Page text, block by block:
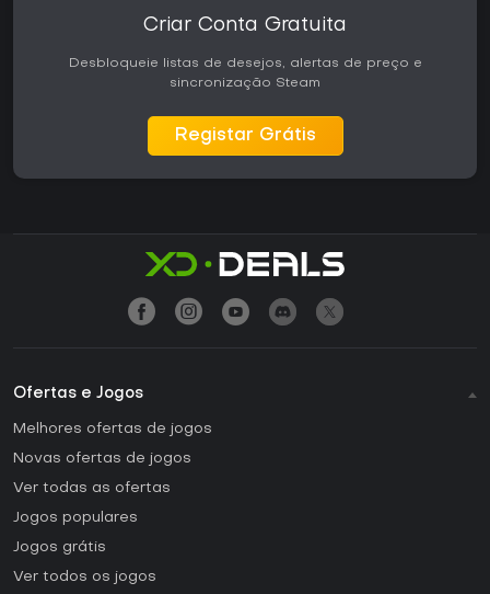
Criar Conta Gratuita
Desbloqueie listas de desejos, alertas de preço e
sincronização Steam
Registar Grátis
Ofertas e Jogos
Melhores ofertas de jogos
Novas ofertas de jogos
Ver todas as ofertas
Jogos populares
Jogos grátis
Ver todos os jogos